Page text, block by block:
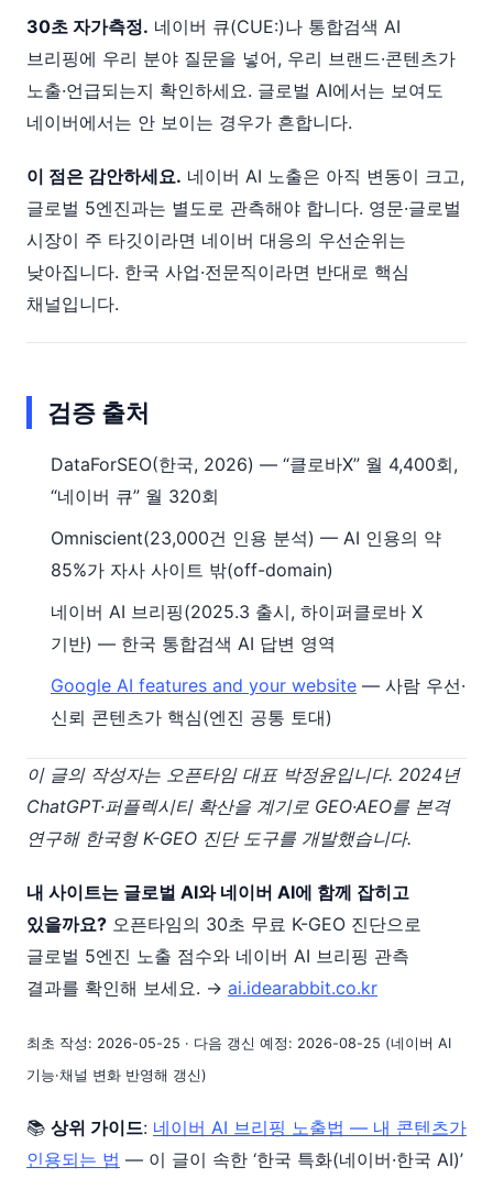
30초 자가측정. 네이버 큐(CUE:)나 통합검색 AI
브리핑에 우리 분야 질문을 넣어, 우리 브랜드·콘텐츠가
노출·언급되는지 확인하세요. 글로벌 AI에서는 보여도
네이버에서는 안 보이는 경우가 흔합니다.
이 점은 감안하세요. 네이버 AI 노출은 아직 변동이 크고,
글로벌 5엔진과는 별도로 관측해야 합니다. 영문·글로벌
시장이 주 타깃이라면 네이버 대응의 우선순위는
낮아집니다. 한국 사업·전문직이라면 반대로 핵심
채널입니다.
검증 출처
DataForSEO(한국, 2026) — “클로바X” 월 4,400회,
“네이버 큐” 월 320회
Omniscient(23,000건 인용 분석) — AI 인용의 약
85%가 자사 사이트 밖(off-domain)
네이버 AI 브리핑(2025.3 출시, 하이퍼클로바 X
기반) — 한국 통합검색 AI 답변 영역
Google AI features and your website — 사람 우선·
신뢰 콘텐츠가 핵심(엔진 공통 토대)
이 글의 작성자는 오픈타임 대표 박정윤입니다. 2024년
ChatGPT·퍼플렉시티 확산을 계기로 GEO·AEO를 본격
연구해 한국형 K-GEO 진단 도구를 개발했습니다.
내 사이트는 글로벌 AI와 네이버 AI에 함께 잡히고
있을까요? 오픈타임의 30초 무료 K-GEO 진단으로
글로벌 5엔진 노출 점수와 네이버 AI 브리핑 관측
결과를 확인해 보세요. → ai.idearabbit.co.kr
최초 작성: 2026-05-25 · 다음 갱신 예정: 2026-08-25 (네이버 AI
기능·채널 변화 반영해 갱신)
📚 상위 가이드: 네이버 AI 브리핑 노출법 — 내 콘텐츠가
인용되는 법 — 이 글이 속한 ‘한국 특화(네이버·한국 AI)’